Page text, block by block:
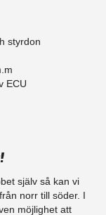
styrdon
ECU
själv så kan vi
norr till söder. I
möjlighet att​